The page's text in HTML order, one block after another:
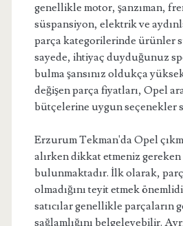
genellikle motor, şanzıman,
süspansiyon, elektrik ve
parça kategorilerinde ürünler
sayede, ihtiyaç duyduğunuz
bulma şansınız oldukça
değişen parça fiyatları, Opel
bütçelerine uygun seçenekler
Erzurum Tekman'da Opel
alırken dikkat etmeniz
bulunmaktadır. İlk olarak,
olmadığını teyit etmek
satıcılar genellikle parçaların
sağlamlığını belgeleyebilir.